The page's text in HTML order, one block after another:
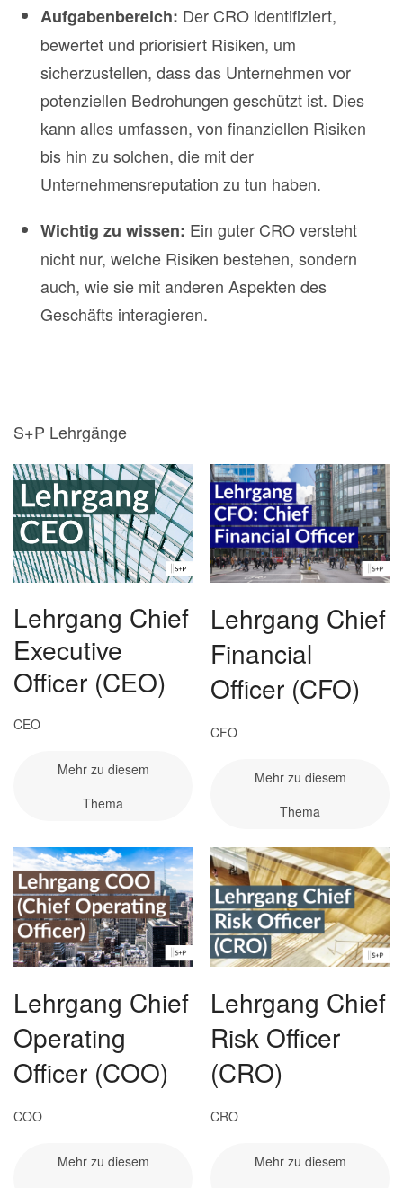
Aufgabenbereich: Der CRO identifiziert,
bewertet und priorisiert Risiken, um
sicherzustellen, dass das Unternehmen vor
potenziellen Bedrohungen geschützt ist. Dies
kann alles umfassen, von finanziellen Risiken
bis hin zu solchen, die mit der
Unternehmensreputation zu tun haben.
Wichtig zu wissen: Ein guter CRO versteht
nicht nur, welche Risiken bestehen, sondern
auch, wie sie mit anderen Aspekten des
Geschäfts interagieren.
S+P Lehrgänge
Lehrgang Chief
Executive
Officer (CEO)
CEO
Mehr zu diesem
Thema
Lehrgang Chief
Financial
Officer (CFO)
CFO
Mehr zu diesem
Thema
Lehrgang Chief
Operating
Officer (COO)
COO
Mehr zu diesem
Lehrgang Chief
Risk Officer
(CRO)
CRO
Mehr zu diesem